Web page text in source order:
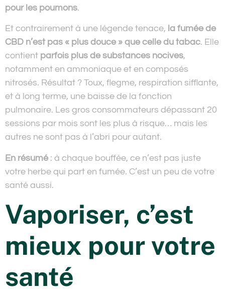
pour les poumons.
Et contrairement à une légende tenace, la fumée de
CBD n’est pas « plus douce » que celle du tabac. Elle
contient parfois plus de substances nocives,
notamment en ammoniaque et en composés
nitrosés. Résultat ? Toux, flegme, respiration sifflante,
et à long terme, une baisse de la fonction
pulmonaire. Les gros consommateurs dépassant 20
sessions par mois sont les plus à risque… mais les
autres ne sont pas à l’abri pour autant.
En résumé: à chaque bouffée, ce n’est pas juste
votre herbe qui part en fumée. C’est un peu de votre
santé aussi.
Vaporiser, c’est
mieux pour votre
santé